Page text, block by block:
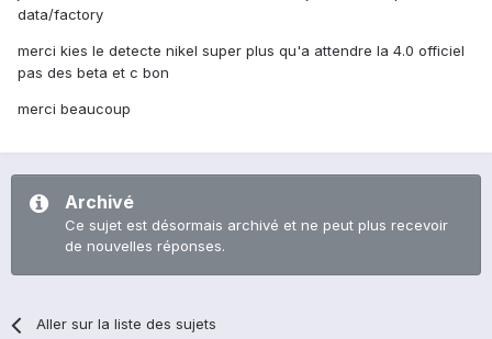
data/factory
merci kies le detecte nikel super plus qu'a attendre la 4.0 officiel
pas des beta et c bon
merci beaucoup
Archivé
Ce sujet est désormais archivé et ne peut plus recevoir
de nouvelles réponses.
Aller sur la liste des sujets